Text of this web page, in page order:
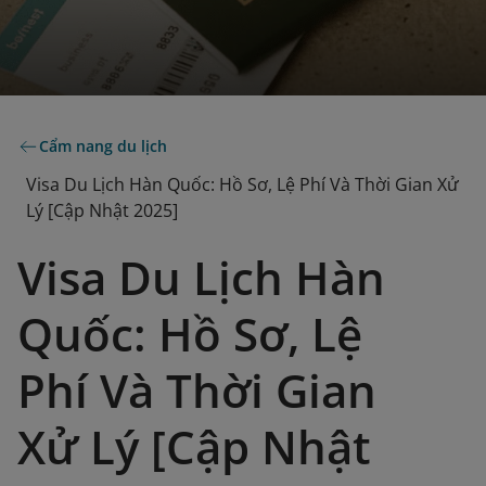
Cẩm nang du lịch
Visa Du Lịch Hàn Quốc: Hồ Sơ, Lệ Phí Và Thời Gian Xử
Lý [Cập Nhật 2025]
Visa Du Lịch Hàn
Quốc: Hồ Sơ, Lệ
Phí Và Thời Gian
Xử Lý [Cập Nhật